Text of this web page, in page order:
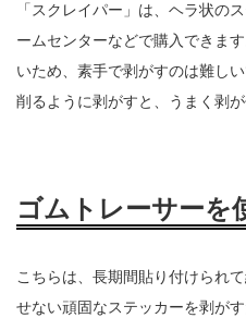
「スクレイパー」は、ヘラ状の
ームセンターなどで購入できま
いため、素手で剥がすのは難し
削るように剥がすと、うまく剥が
ゴムトレーサーを
こちらは、長期間貼り付けられ
せない頑固なステッカーを剥が